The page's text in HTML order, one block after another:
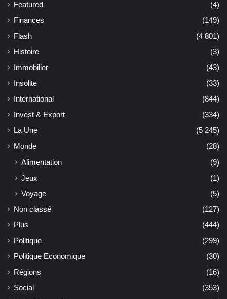
Featured
(4)
Finances
(149)
Flash
(4 801)
Histoire
(3)
Immobilier
(43)
Insolite
(33)
International
(844)
Invest & Export
(334)
La Une
(5 245)
Monde
(28)
Alimentation
(9)
Jeux
(1)
Voyage
(5)
Non classé
(127)
Plus
(444)
Politique
(299)
Politique Economique
(30)
Régions
(16)
Social
(353)